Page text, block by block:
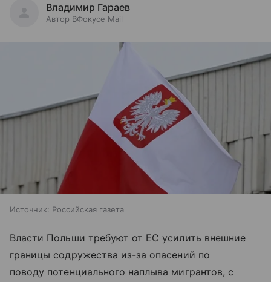
Владимир Гараев
Автор ВФокусе Mail
Источник: Российская газета
Власти Польши требуют от ЕС усилить внешние
границы содружества из-за опасений по
поводу потенциального наплыва мигрантов, с